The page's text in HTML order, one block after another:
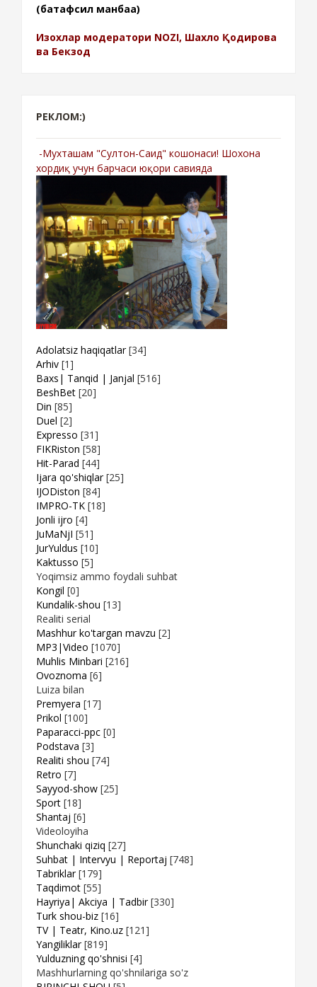
(батафсил манбаа)
Изохлар модератори NOZI, Шахло Қодирова
ва Бекзод
РЕКЛОМ:)
-Мухташам "Султон-Саид" кошонаси! Шохона
хордиқ учун барчаси юқори савияда
Adolatsiz haqiqatlar [34]
Arhiv [1]
Baxs| Tanqid | Janjal [516]
BeshBet [20]
Din [85]
Duel [2]
Expresso [31]
FIKRiston [58]
Hit-Parad [44]
Ijara qo'shiqlar [25]
IJODiston [84]
IMPRO-TK [18]
Jonli ijro [4]
JuMaNjI [51]
JurYuldus [10]
Kaktusso [5]
Yoqimsiz ammo foydali suhbat
Kongil [0]
Kundalik-shou [13]
Realiti serial
Mashhur ko'targan mavzu [2]
MP3|Video [1070]
Muhlis Minbari [216]
Ovoznoma [6]
Luiza bilan
Premyera [17]
Prikol [100]
Paparacci-ppc [0]
Podstava [3]
Realiti shou [74]
Retro [7]
Sayyod-show [25]
Sport [18]
Shantaj [6]
Videoloyiha
Shunchaki qiziq [27]
Suhbat | Intervyu | Reportaj [748]
Tabriklar [179]
Taqdimot [55]
Hayriya| Akciya | Tadbir [330]
Turk shou-biz [16]
TV | Teatr, Kino.uz [121]
Yangiliklar [819]
Yulduzning qo'shnisi [4]
Mashhurlarning qo'shnilariga so'z